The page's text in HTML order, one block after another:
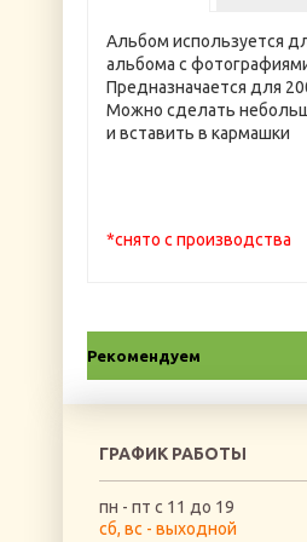
Альбом используется
альбома с
Предназначается для
Можно сделать
и вставить в кармашки
*снято с производства
Рекомендуем
ГРАФИК РАБОТЫ
пн - пт с 11 до 19
сб, вс - выходной